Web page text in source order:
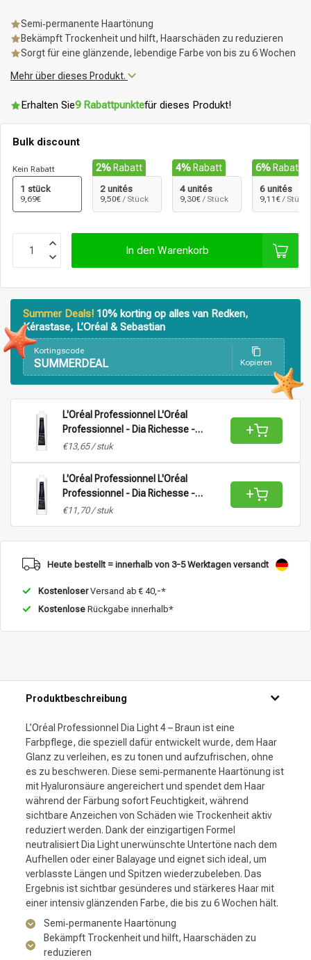
Semi‑permanente Haartönung
Bekämpft Trockenheit und hilft, Haarschäden zu reduzieren
Sorgt für eine glänzende, lebendige Farbe von bis zu 6 Wochen
Mehr über dieses Produkt.
Erhalten Sie9 Rabattpunktefür dieses Produkt!
Bulk discount
Kein Rabatt
1 stück
9,69€
2% Rabatt
2 unités
9,50€ / Stück
4% Rabatt
4 unités
9,30€ / Stück
6% Rabatt
6 unités
9,11€ / Stück
In den Warenkorb
Summer Deals! 10% korting op alles van Redken,
Kérastase, L’Oréal & Sebastian
Kortingscode
SUMMERDEAL Kopieren
L'Oréal Professionnel L'Oréal
Professionnel - Dia Richesse -
Aktivator Vol 9 (2,7%) |
1L
€13,65 / stuk
+
L'Oréal Professionnel L'Oréal
Professionnel - Dia Richesse -
Aktivator Vol 15 (4,5%) |
€11,70 / stuk
+
Heute bestellt = innerhalb von 3-5 Werktagen versandt
KostenloserVersand ab € 40,-*
Kostenlose Rückgabe innerhalb*
Produktbeschreibung
L’Oréal Professionnel Dia Light 4 – Braun ist eine
Farbpflege, die speziell dafür entwickelt wurde, dem Haar
Glanz zu verleihen, es zu tonen und aufzufrischen, ohne
es zu beschweren. Diese semi‑permanente Haartönung ist
mit Hyaluronsäure angereichert und spendet dem Haar
während der Färbung sofort Feuchtigkeit, während
sichtbare Anzeichen von Schäden wie Trockenheit aktiv
reduziert werden. Dank der einzigartigen Formel
neutralisiert Dia Light unerwünschte Untertöne nach dem
Aufhellen oder einer Balayage und eignet sich ideal, um
verblasste Längen und Spitzen wiederzubeleben. Das
Ergebnis ist sichtbar gesünderes und stärkeres Haar mit
einer intensiv glänzenden Farbe, die bis zu 6 Wochen hält.
Semi‑permanente Haartönung
Bekämpft Trockenheit und hilft, Haarschäden zu
reduzieren